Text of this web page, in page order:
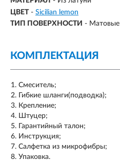
ЦВЕТ - Sicilian lemon
ТИП ПОВЕРХНОСТИ - Матовые
КОМПЛЕКТАЦИЯ
Смеситель;
Гибкие шланги(подводка);
Крепление;
Штуцер;
Гарантийный талон;
Инструкция;
Салфетка из микрофибры;
Упаковка.